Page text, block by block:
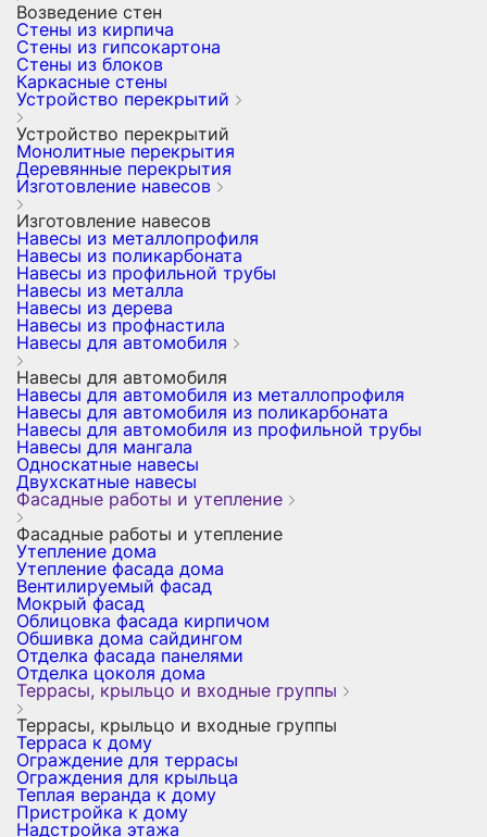
Возведение стен
Стены из кирпича
Стены из гипсокартона
Стены из блоков
Каркасные стены
Устройство перекрытий
Устройство перекрытий
Монолитные перекрытия
Деревянные перекрытия
Изготовление навесов
Изготовление навесов
Навесы из металлопрофиля
Навесы из поликарбоната
Навесы из профильной трубы
Навесы из металла
Навесы из дерева
Навесы из профнастила
Навесы для автомобиля
Навесы для автомобиля
Навесы для автомобиля из металлопрофиля
Навесы для автомобиля из поликарбоната
Навесы для автомобиля из профильной трубы
Навесы для мангала
Односкатные навесы
Двухскатные навесы
Фасадные работы и утепление
Фасадные работы и утепление
Утепление дома
Утепление фасада дома
Вентилируемый фасад
Мокрый фасад
Облицовка фасада кирпичом
Обшивка дома сайдингом
Отделка фасада панелями
Отделка цоколя дома
Террасы, крыльцо и входные группы
Террасы, крыльцо и входные группы
Терраса к дому
Ограждение для террасы
Ограждения для крыльца
Теплая веранда к дому
Пристройка к дому
Надстройка этажа